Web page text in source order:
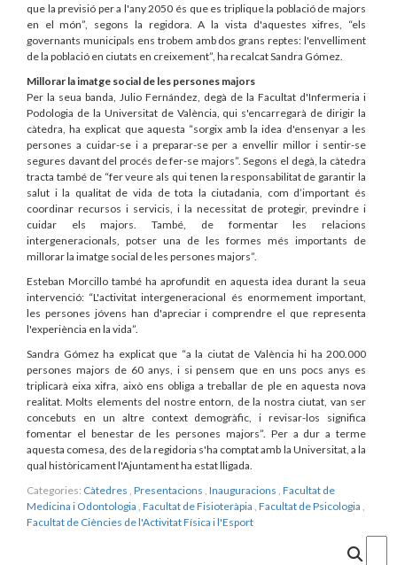
que la previsió per a l'any 2050 és que es triplique la població de majors
en el món”, segons la regidora. A la vista d'aquestes xifres, “els
governants municipals ens trobem amb dos grans reptes: l'envelliment
de la població en ciutats en creixement”, ha recalcat Sandra Gómez.
Millorar la imatge social de les persones majors
Per la seua banda, Julio Fernández, degà de la Facultat d'Infermeria i
Podologia de la Universitat de València, qui s'encarregarà de dirigir la
càtedra, ha explicat que aquesta “sorgix amb la idea d'ensenyar a les
persones a cuidar-se i a preparar-se per a envellir millor i sentir-se
segures davant del procés de fer-se majors”. Segons el degà, la càtedra
tracta també de “fer veure als qui tenen la responsabilitat de garantir la
salut i la qualitat de vida de tota la ciutadania, com d’important és
coordinar recursos i servicis, i la necessitat de protegir, previndre i
cuidar els majors. També, de formentar les relacions
intergeneracionals, potser una de les formes més importants de
millorar la imatge social de les persones majors”.
Esteban Morcillo també ha aprofundit en aquesta idea durant la seua
intervenció: “L'activitat intergeneracional és enormement important,
les persones jóvens han d'apreciar i comprendre el que representa
l'experiència en la vida”.
Sandra Gómez ha explicat que “a la ciutat de València hi ha 200.000
persones majors de 60 anys, i si pensem que en uns pocs anys es
triplicarà eixa xifra, això ens obliga a treballar de ple en aquesta nova
realitat. Molts elements del nostre entorn, de la nostra ciutat, van ser
concebuts en un altre context demogràfic, i revisar-los significa
fomentar el benestar de les persones majors”. Per a dur a terme
aquesta comesa, des de la regidoria s'ha comptat amb la Universitat, a la
qual històricament l'Ajuntament ha estat lligada.
Categories: Càtedres Presentacions Inauguracions Facultat de
Medicina i Odontologia Facultat de Fisioteràpia Facultat de Psicologia
Facultat de Ciències de l'Activitat Física i l'Esport